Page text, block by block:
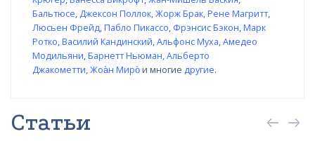
Бальтюсе, Джексон Поллок,Жорж Брак,Рене Магритт,
Люсьен Фрейд,Пабло Пикассо, Фрэнсис Бэкон,Марк
Ротко,Василий Кандинский,Альфонс Муха,Амедео
Модильяни,Барнетт Ньюман,Альберто
Джакометти,Жоа̀н Миро̀и многие другие.
Статьи